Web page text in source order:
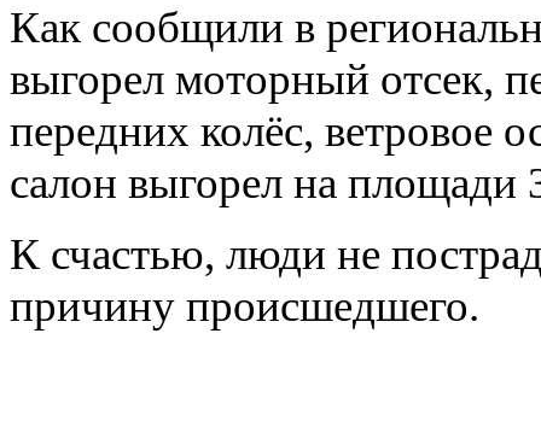
Как сообщили в
выгорел моторный отсек,
передних колёс, ветровое
салон выгорел на площади
К счастью, люди не
причину происшедшего.